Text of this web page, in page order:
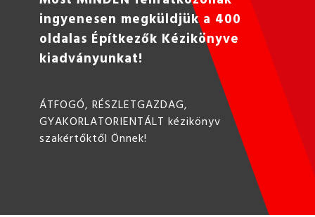
ingyenesen megküldjük a 400
oldalas Építkezők Kézikönyve
kiadványunkat!
ÁTFOGÓ, RÉSZLETGAZDAG,
GYAKORLATORIENTÁLT kézikönyv
szakértőktől Önnek!